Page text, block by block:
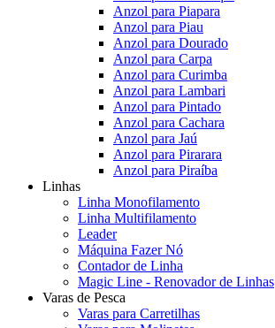
Anzol para Piapara
Anzol para Piau
Anzol para Dourado
Anzol para Carpa
Anzol para Curimba
Anzol para Lambari
Anzol para Pintado
Anzol para Cachara
Anzol para Jaú
Anzol para Pirarara
Anzol para Piraíba
Linhas
Linha Monofilamento
Linha Multifilamento
Leader
Máquina Fazer Nó
Contador de Linha
Magic Line - Renovador de Linhas
Varas de Pesca
Varas para Carretilhas